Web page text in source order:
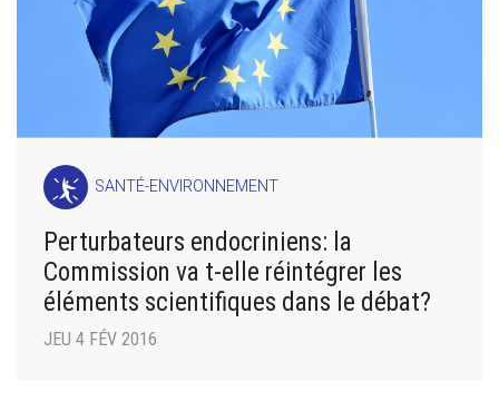
SANTÉ-ENVIRONNEMENT
Perturbateurs endocriniens: la
Commission va t-elle réintégrer les
éléments scientifiques dans le débat?
JEU 4 FÉV 2016